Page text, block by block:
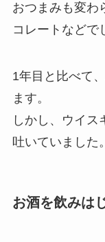
おつまみも変わ
コレートなどで
1年目と比べて
ます。
しかし、
ウイス
吐いていました。
お酒を飲みは